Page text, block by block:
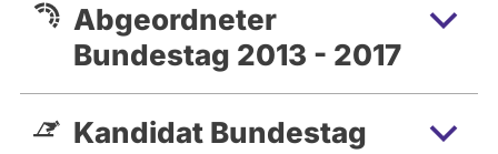
Abgeordneter
Bundestag 2013 - 2017
Kandidat Bundestag